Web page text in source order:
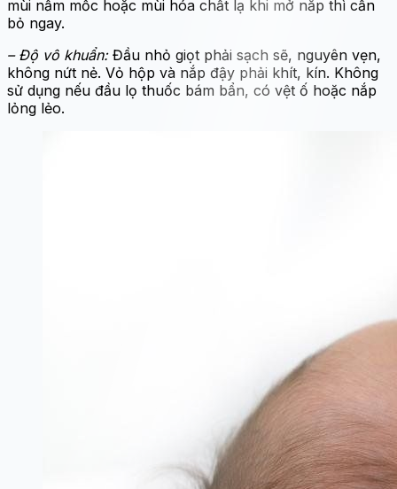
mùi nấm mốc hoặc mùi hóa chất lạ khi mở nắp thì cần
bỏ ngay.
– Độ vô khuẩn: Đầu nhỏ giọt phải sạch sẽ, nguyên vẹn,
không nứt nẻ. Vỏ hộp và nắp đậy phải khít, kín. Không
sử dụng nếu đầu lọ thuốc bám bẩn, có vệt ố hoặc nắp
lỏng lẻo.